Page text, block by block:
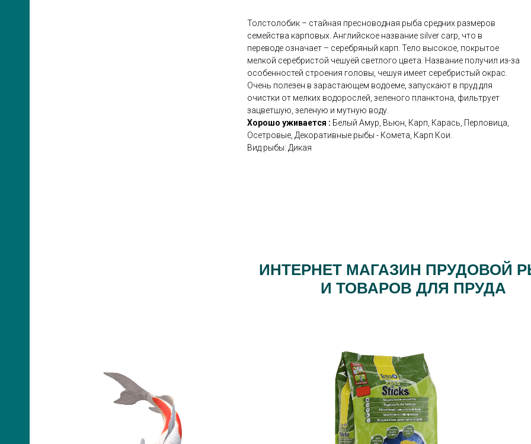
Толстолобик – стайная пресноводная рыба средних размеров
семейства карповых. Английское название silver carp, что в
переводе означает – серебряный карп. Тело высокое, покрытое
мелкой серебристой чешуёй светлого цвета. Название получил из-за
особенностей строения головы, чешуя имеет серебристый окрас.
Очень полезен в зарастающем водоеме, запускают в пруд для
очистки от мелких водорослей, зеленого планктона, фильтрует
зацветшую, зеленую и мутную воду.
Хорошо уживается : Белый Амур, Вьюн, Карп, Карась, Перловица,
Осетровые, Декоративные рыбы - Комета, Карп Кои.
Вид рыбы: Дикая
ИНТЕРНЕТ МАГАЗИН ПРУДОВОЙ
И ТОВАРОВ ДЛЯ ПРУДА